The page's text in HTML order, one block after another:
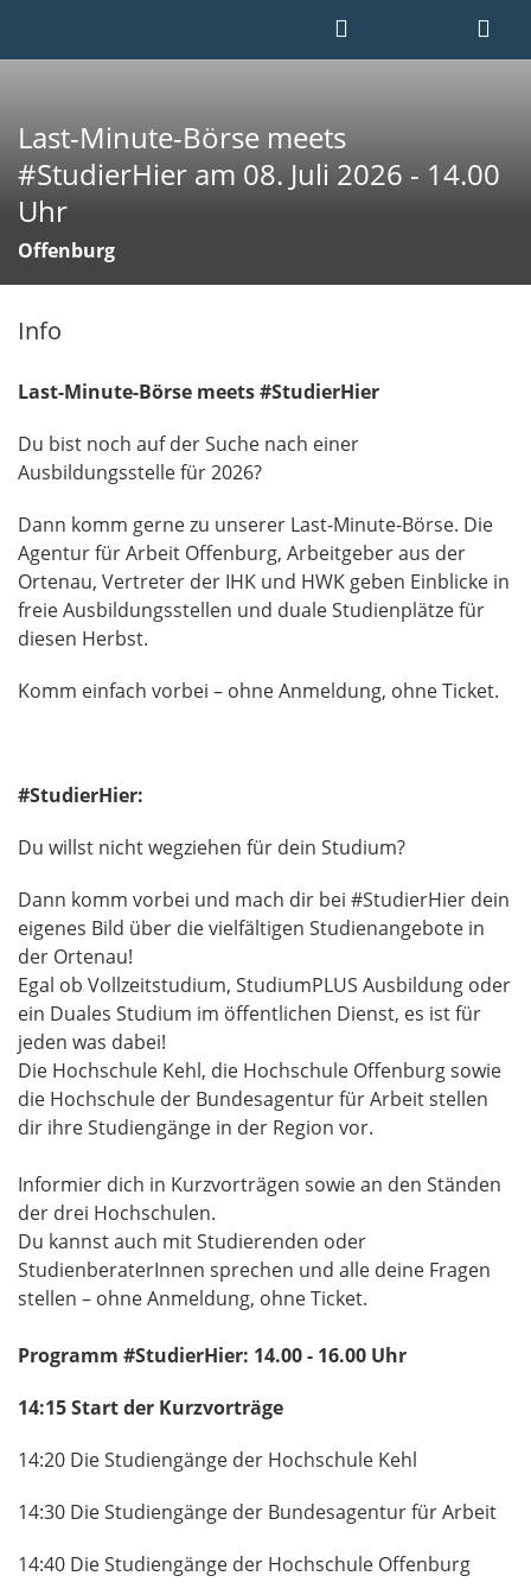
Last-Minute-Börse meets
#StudierHier am 08. Juli 2026 - 14.00
Uhr
Offenburg
Info
Last-Minute-Börse meets #StudierHier
Du bist noch auf der Suche nach einer
Ausbildungsstelle für 2026?
Dann komm gerne zu unserer Last-Minute-Börse. Die
Agentur für Arbeit Offenburg, Arbeitgeber aus der
Ortenau, Vertreter der IHK und HWK geben Einblicke in
freie Ausbildungsstellen und duale Studienplätze für
diesen Herbst.
Komm einfach vorbei – ohne Anmeldung, ohne Ticket.
#StudierHier:
Du willst nicht wegziehen für dein Studium?
Dann komm vorbei und mach dir bei #StudierHier dein
eigenes Bild über die vielfältigen Studienangebote in
der Ortenau!
Egal ob Vollzeitstudium, StudiumPLUS Ausbildung oder
ein Duales Studium im öffentlichen Dienst, es ist für
jeden was dabei!
Die Hochschule Kehl, die Hochschule Offenburg sowie
die Hochschule der Bundesagentur für Arbeit stellen
dir ihre Studiengänge in der Region vor.
Informier dich in Kurzvorträgen sowie an den Ständen
der drei Hochschulen.
Du kannst auch mit Studierenden oder
StudienberaterInnen sprechen und alle deine Fragen
stellen – ohne Anmeldung, ohne Ticket.
Programm #StudierHier: 14.00 - 16.00 Uhr
14:15 Start der Kurzvorträge
14:20 Die Studiengänge der Hochschule Kehl
14:30 Die Studiengänge der Bundesagentur für Arbeit
14:40 Die Studiengänge der Hochschule Offenburg